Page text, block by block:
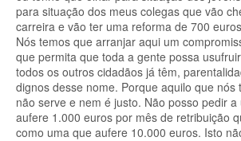
para situação dos meus colegas que vão
carreira e vão ter uma reforma de 700
Nós temos que arranjar aqui um
que permita que toda a gente possa
todos os outros cidadãos já têm,
dignos desse nome. Porque aquilo que nós
não serve e nem é justo. Não posso pedir
aufere 1.000 euros por mês de retribuição
como uma que aufere 10.000 euros. Isto